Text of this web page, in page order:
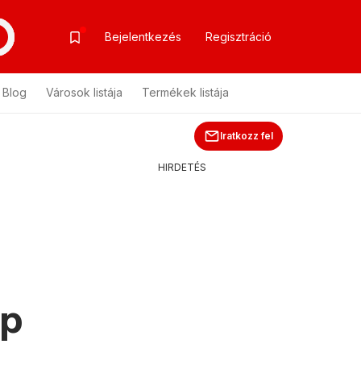
Bejelentkezés Regisztráció
Blog Városok listája Termékek listája
Iratkozz fel
HIRDETÉS